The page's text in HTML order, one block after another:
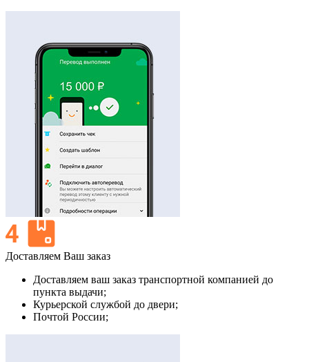
Доставляем Ваш заказ
Доставляем ваш заказ транспортной компанией до
пункта выдачи;
Курьерской службой до двери;
Почтой России;